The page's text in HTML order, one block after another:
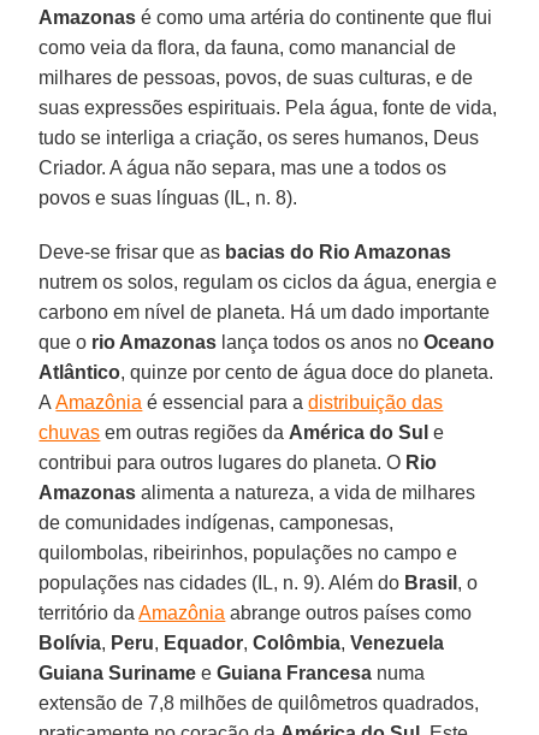
Amazonas é como uma artéria do continente que flui
como veia da flora, da fauna, como manancial de
milhares de pessoas, povos, de suas culturas, e de
suas expressões espirituais. Pela água, fonte de vida,
tudo se interliga a criação, os seres humanos, Deus
Criador. A água não separa, mas une a todos os
povos e suas línguas (IL, n. 8).
Deve-se frisar que as bacias do Rio Amazonas
nutrem os solos, regulam os ciclos da água, energia e
carbono em nível de planeta. Há um dado importante
que o rio Amazonas lança todos os anos noOceano
Atlântico, quinze por cento de água doce do planeta.
AAmazônia é essencial para adistribuição das
chuvas em outras regiões da América do Sul e
contribui para outros lugares do planeta. O Rio
Amazonas alimenta a natureza, a vida de milhares
de comunidades indígenas, camponesas,
quilombolas, ribeirinhos, populações no campo e
populações nas cidades (IL, n. 9). Além do Brasil , o
território daAmazônia abrange outros países como
Bolívia, Peru, Equador,Colômbia,Venezuela
Guiana Suriname eGuiana Francesa numa
extensão de 7,8 milhões de quilômetros quadrados,